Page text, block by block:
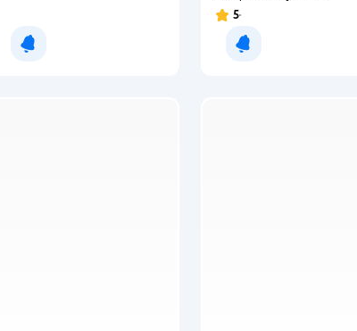
Уведомить о появлении
Рейтинг:
5
Уведомить о появлении